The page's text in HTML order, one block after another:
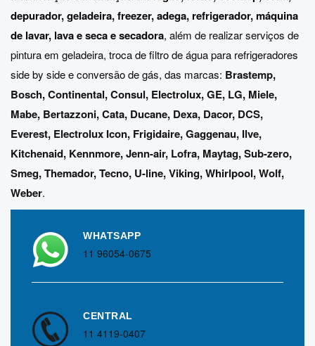
depurador, geladeira, freezer, adega, refrigerador, máquina
de lavar, lava e seca e secadora, além de realizar serviços de
pintura em geladeira, troca de filtro de água para refrigeradores
side by side e conversão de gás, das marcas: Brastemp,
Bosch,Continental,Consul, Electrolux,GE, LG, Miele,
Mabe, Bertazzoni,Cata, Ducane, Dexa, Dacor, DCS,
Everest, Electrolux Icon, Frigidaire,Gaggenau, Ilve,
Kitchenaid, Kennmore,Jenn-air, Lofra, Maytag,Sub-zero,
Smeg,Themador,Tecno, U-line,Viking,Whirlpool,Wolf,
Weber.
WHATSAPP
11 96054-0675
CENTRAL
11 4119-0407